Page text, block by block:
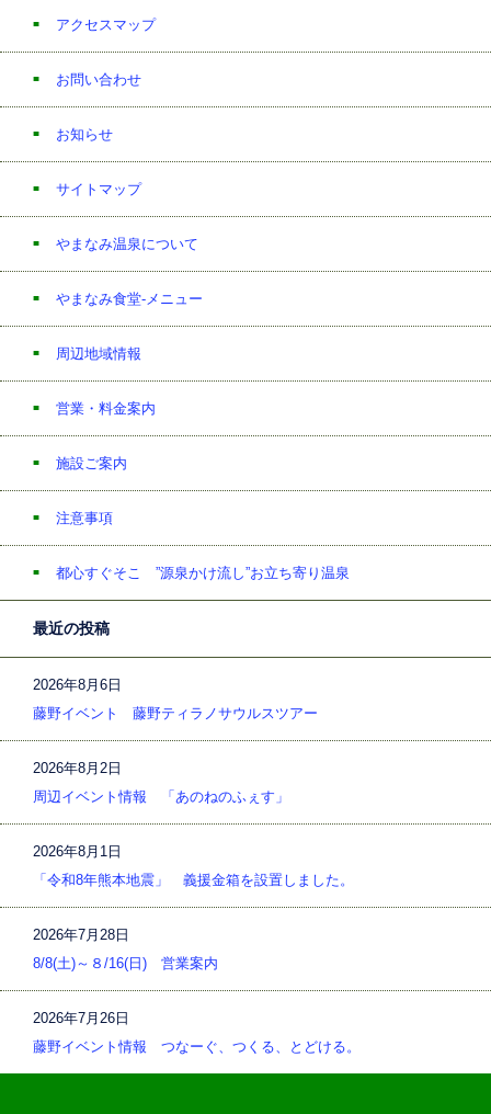
アクセスマップ
お問い合わせ
お知らせ
サイトマップ
やまなみ温泉について
やまなみ食堂-メニュー
周辺地域情報
営業・料金案内
施設ご案内
注意事項
都心すぐそこ ”源泉かけ流し”お立ち寄り温泉
最近の投稿
2026年8月6日
藤野イベント 藤野ティラノサウルスツアー
2026年8月2日
周辺イベント情報 「あのねのふぇす」
2026年8月1日
「令和8年熊本地震」 義援金箱を設置しました。
2026年7月28日
8/8(土)～８/16(日) 営業案内
2026年7月26日
藤野イベント情報 つなーぐ、つくる、とどける。